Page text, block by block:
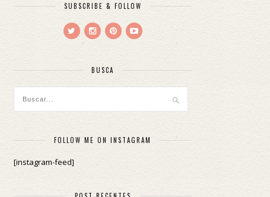
SUBSCRIBE & FOLLOW
BUSCA
FOLLOW ME ON INSTAGRAM
[instagram-feed]